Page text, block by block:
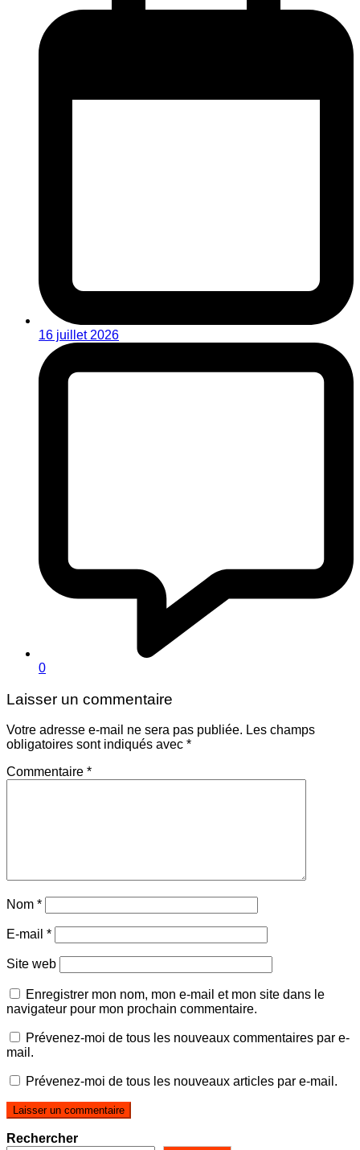
16 juillet 2026
0
Laisser un commentaire
Votre adresse e-mail ne sera pas publiée. Les champs
obligatoires sont indiqués avec *
Commentaire *
Nom *
E-mail *
Site web
Enregistrer mon nom, mon e-mail et mon site dans le
navigateur pour mon prochain commentaire.
Prévenez-moi de tous les nouveaux commentaires par e-
mail.
Prévenez-moi de tous les nouveaux articles par e-mail.
Rechercher